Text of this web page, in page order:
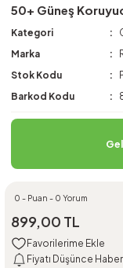
50+ Güneş
Kategori
Marka
Stok Kodu
Barkod Kodu
0 - Puan - 0 Yorum
899,00 TL
Fiyatı Düşünce